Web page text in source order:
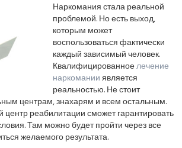
Наркомания стала реальной
проблемой. Но есть выход,
которым может
воспользоваться фактически
каждый зависимый человек.
Квалифицированноелечение
наркоманииявляется
реальностью. Не стоит
центрам, знахарям и всем остальным.
реабилитации сможет гарантировать
Там можно будет пройти через все
желаемого результата.